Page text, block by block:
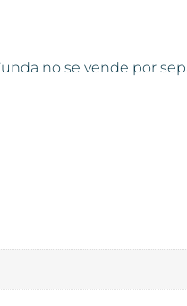
no se vende por